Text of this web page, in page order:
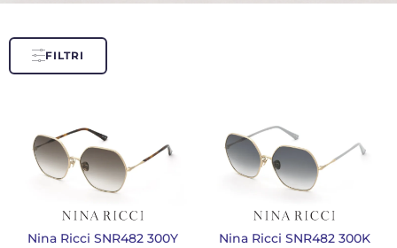
FILTRI
Nina Ricci SNR482 300Y Nina Ricci SNR482 300K